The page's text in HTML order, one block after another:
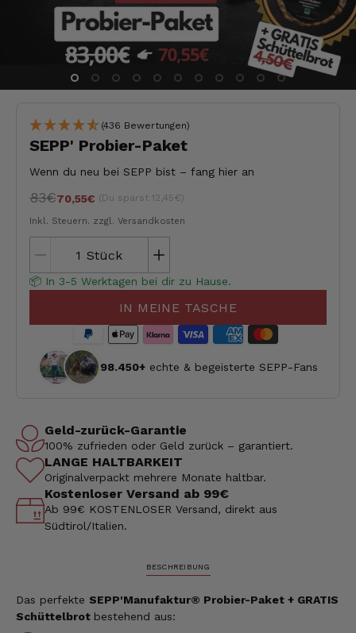
(436 Bewertungen)
SEPP' Probier-Paket
Wenn du neu bei SEPP bist – fang hier an
83€70,55€ (Du sparst 12,45€)
Inkl. Steuern. zzgl. Versandkosten
Stück
📦 In 3-5 Werktagen bei dir zu Hause.
IN MEINE TASCHE
98.450+ echte & begeisterte SEPP-Fans
Geld-zurück-Garantie
100% zufrieden oder Geld zurück – garantiert.
LANGE HALTBARKEIT
Originalverpackt mehrere Monate haltbar.
Kostenloser Versand ab 99€
Ab 99€ KOSTENLOSER Versand, direkt aus
Südtirol/Italien.
BESCHREIBUNG
Das perfekte SEPP'Manufaktur® Probier-Paket + GRATIS
Schüttelbrot bestehend aus: